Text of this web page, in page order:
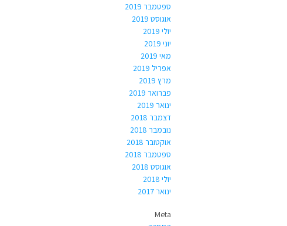
ספטמבר 2019
אוגוסט 2019
יולי 2019
יוני 2019
מאי 2019
אפריל 2019
מרץ 2019
פברואר 2019
ינואר 2019
דצמבר 2018
נובמבר 2018
אוקטובר 2018
ספטמבר 2018
אוגוסט 2018
יולי 2018
ינואר 2017
Meta